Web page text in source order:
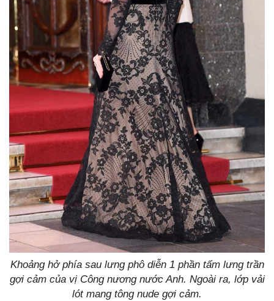
Khoảng hở phía sau lưng phô diễn 1 phần tấm lưng trần
gợi cảm của vị Công nương nước Anh. Ngoài ra, lớp vải
lót mang tông nude gợi cảm.